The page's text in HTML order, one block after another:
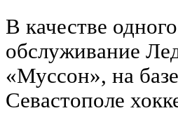
В качестве
обслуживание
«Муссон», на
Севастополе